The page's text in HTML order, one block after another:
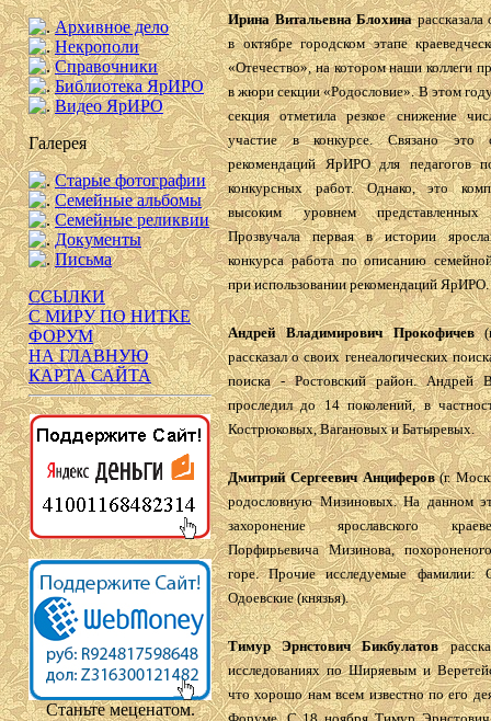
Архивное дело
Некрополи
Справочники
Библиотека ЯрИРО
Видео ЯрИРО
Галерея
Старые фотографии
Семейные альбомы
Семейные реликвии
Документы
Письма
ССЫЛКИ
С МИРУ ПО НИТКЕ
ФОРУМ
НА ГЛАВНУЮ
КАРТА САЙТА
Станьте меценатом.
Ирина Витальевна Блохина
в октябре городском этапе
«Отечество», на котором наши коллеги
в жюри секции «Родословие». В этом
секция отметила резкое снижение
участие в конкурсе. Связано это
рекомендаций ЯрИРО для педагогов
конкурсных работ. Однако, это
высоким уровнем представленных
Прозвучала первая в истории
конкурса работа по описанию
при использовании рекомендаций ЯрИРО.
Андрей Владимирович Прокофичев
рассказал о своих генеалогических
поиска - Ростовский район. Андрей
проследил до 14 поколений, в
Кострюковых, Вагановых и Батыревых.
Дмитрий Сергеевич Анциферов(г.
родословную Мизиновых. На данном
захоронение ярославского
Порфирьевича Мизинова,
горе. Прочие исследуемые фамилии:
Одоевские (князья).
Тимур Эрнстович Бикбулатов
исследованиях по Ширяевым и
что хорошо нам всем известно по его